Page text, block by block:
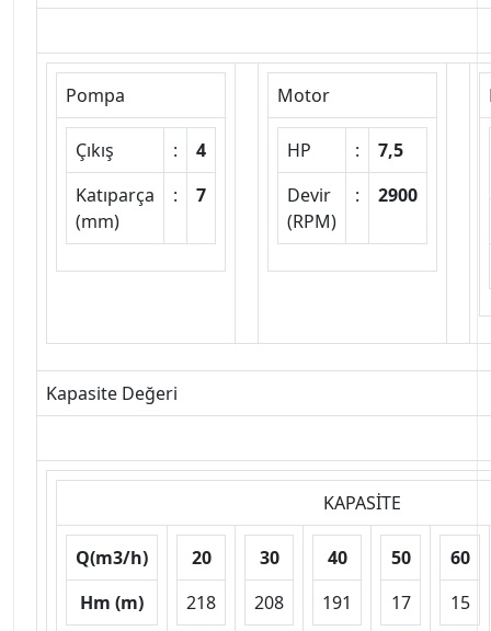
Pompa
Çıkış :
4
Katıparça
(mm)
: 7
Motor
HP :
7,5
Devir
(RPM)
: 2900
Kapasite Değeri
KAPASİTE
Q(m3/h)
Hm (m)
20
218
30
208
40
191
50
17
60
15